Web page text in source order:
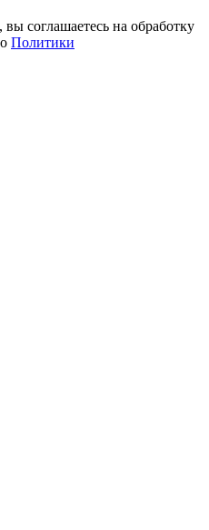
соглашаетесь на обработку
Политики